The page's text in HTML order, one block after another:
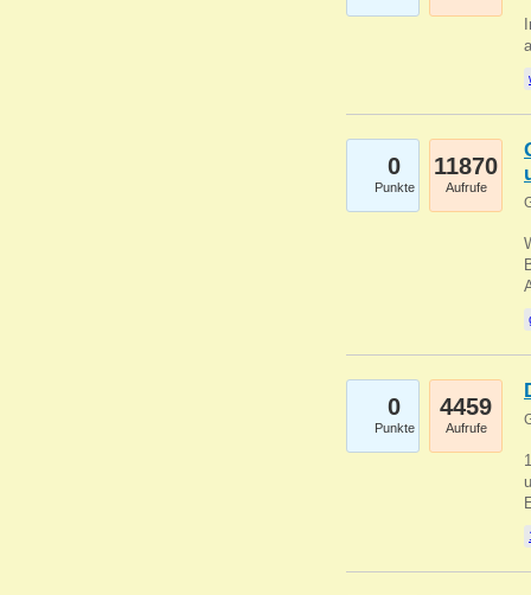
0
Punkte
11870
Aufrufe
0
Punkte
4459
Aufrufe